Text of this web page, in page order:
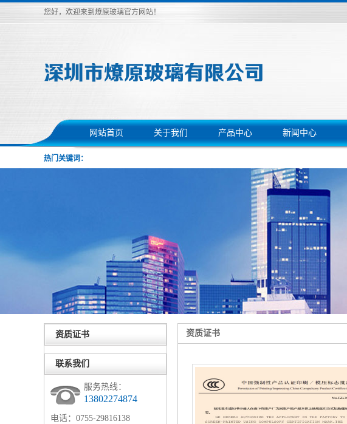
您好，欢迎来到燎原玻璃官方网站！
网站首页 关于我们 产品中心 新闻中心
热门关键词：
资质证书
资质证书
联系我们
服务热线：
13802274874
电话：0755-29816138